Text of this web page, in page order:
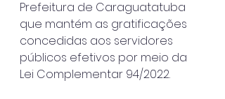
Prefeitura de Caraguatatuba
que mantém as gratificações
concedidas aos servidores
públicos efetivos por meio da
Lei Complementar 94/2022.